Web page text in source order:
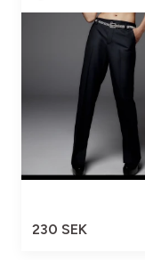
230 SEK